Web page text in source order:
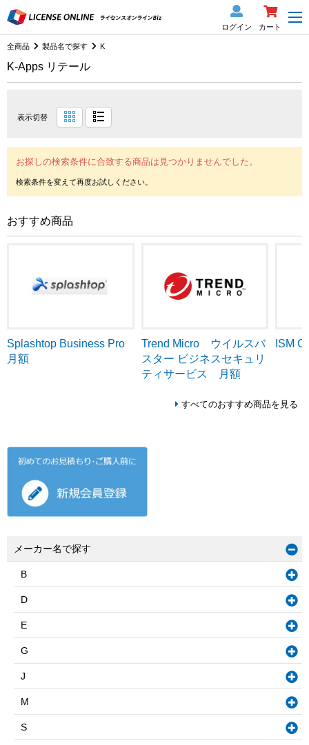
ログイン カート
全商品 製品名で探す K
K-Apps リテール
表示切替
お探しの検索条件に合致する商品は見つかりませんでした。
おすすめ商品
Splashtop Business Pro
月額
Trend Micro ウイルスバ
スター ビジネスセキュリ
ティサービス 月額
ISM
すべてのおすすめ商品を見る
メーカー名で探す
B
D
E
G
J
M
S